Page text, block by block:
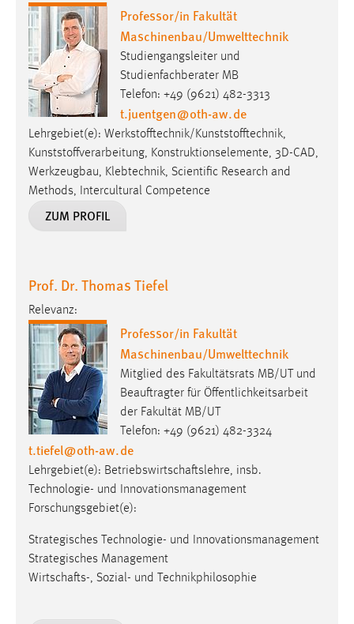
Professor/in Fakultät
Maschinenbau/Umwelttechnik
Studiengangsleiter und
Studienfachberater MB
Telefon: +49 (9621) 482-3313
t.juentgen@oth-aw.de
Lehrgebiet(e): Werkstofftechnik/Kunststofftechnik,
Kunststoffverarbeitung, Konstruktionselemente, 3D-CAD,
Werkzeugbau, Klebtechnik, Scientific Research and
Methods, Intercultural Competence
ZUM PROFIL
Prof. Dr. Thomas Tiefel
Relevanz:
Professor/in Fakultät
Maschinenbau/Umwelttechnik
Mitglied des Fakultätsrats MB/UT und
Beauftragter für Öffentlichkeitsarbeit
der Fakultät MB/UT
Telefon: +49 (9621) 482-3324
t.tiefel@oth-aw.de
Lehrgebiet(e): Betriebswirtschaftslehre, insb.
Technologie- und Innovationsmanagement
Forschungsgebiet(e):
Strategisches Technologie- und Innovationsmanagement
Strategisches Management
Wirtschafts-, Sozial- und Technikphilosophie